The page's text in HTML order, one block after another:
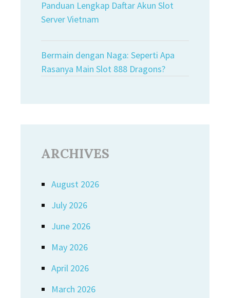
Panduan Lengkap Daftar Akun Slot
Server Vietnam
Bermain dengan Naga: Seperti Apa
Rasanya Main Slot 888 Dragons?
ARCHIVES
August 2026
July 2026
June 2026
May 2026
April 2026
March 2026